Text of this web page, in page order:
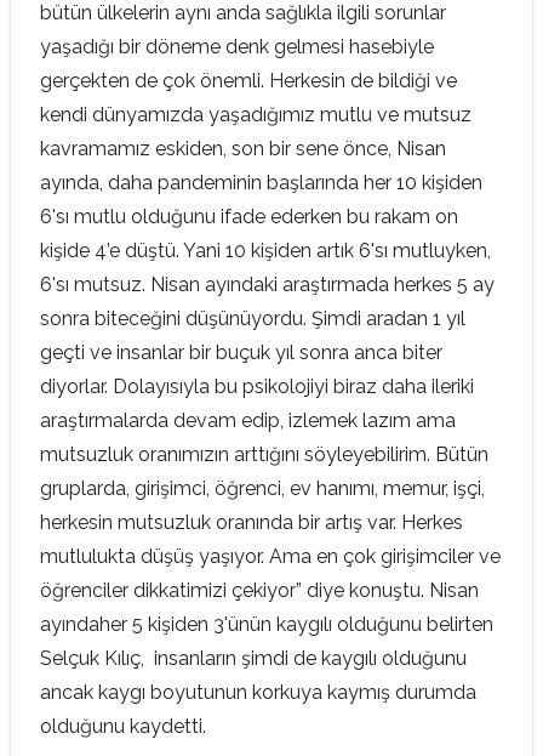
bütün ülkelerin aynı anda sağlıkla ilgili sorunlar
yaşadığı bir döneme denk gelmesi hasebiyle
gerçekten de çok önemli. Herkesin de bildiği ve
kendi dünyamızda yaşadığımız mutlu ve mutsuz
kavramamız eskiden, son bir sene önce, Nisan
ayında, daha pandeminin başlarında her 10 kişiden
6'sı mutlu olduğunu ifade ederken bu rakam on
kişide 4’e düştü. Yani 10 kişiden artık 6'sı mutluyken,
6'sı mutsuz. Nisan ayındaki araştırmada herkes 5 ay
sonra biteceğini düşünüyordu. Şimdi aradan 1 yıl
geçti ve insanlar bir buçuk yıl sonra anca biter
diyorlar. Dolayısıyla bu psikolojiyi biraz daha ileriki
araştırmalarda devam edip, izlemek lazım ama
mutsuzluk oranımızın arttığını söyleyebilirim. Bütün
gruplarda, girişimci, öğrenci, ev hanımı, memur, işçi,
herkesin mutsuzluk oranında bir artış var. Herkes
mutlulukta düşüş yaşıyor. Ama en çok girişimciler ve
öğrenciler dikkatimizi çekiyor” diye konuştu. Nisan
ayındaher 5 kişiden 3'ünün kaygılı olduğunu belirten
Selçuk Kılıç, insanların şimdi de kaygılı olduğunu
ancak kaygı boyutunun korkuya kaymış durumda
olduğunu kaydetti.